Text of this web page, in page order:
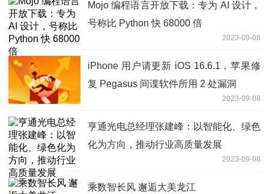
Mojo 编程语言开放下载：专为 AI 设计，
号称比 Python 快 68000 倍
2023-09-08
iPhone 用户请更新 iOS 16.6.1，苹果修
复 Pegasus 间谍软件所用 2 处漏洞
2023-09-08
亨通光电总经理张建峰：以智能化、绿色
化为方向，推动行业高质量发展
2023-09-08
乘数智长风 邂逅大美龙江